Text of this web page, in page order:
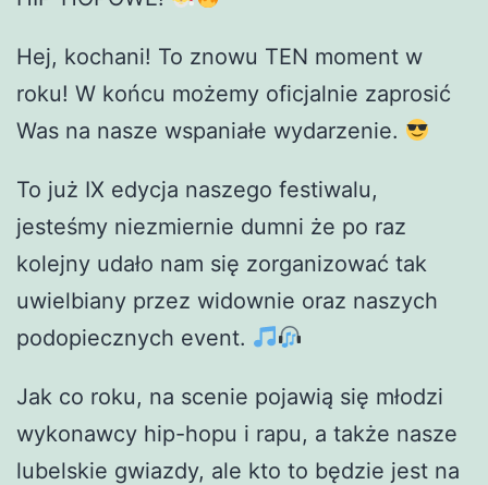
Hej, kochani! To znowu TEN moment w
roku! W końcu możemy oficjalnie zaprosić
Was na nasze wspaniałe wydarzenie.
To już IX edycja naszego festiwalu,
jesteśmy niezmiernie dumni że po raz
kolejny udało nam się zorganizować tak
uwielbiany przez widownie oraz naszych
podopiecznych event.
Jak co roku, na scenie pojawią się młodzi
wykonawcy hip-hopu i rapu, a także nasze
lubelskie gwiazdy, ale kto to będzie jest na